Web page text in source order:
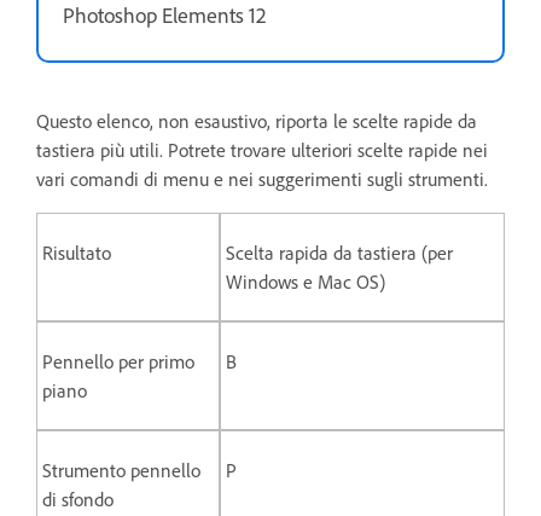
Photoshop Elements 12
Questo elenco, non esaustivo, riporta le scelte rapide da
tastiera più utili. Potrete trovare ulteriori scelte rapide nei
vari comandi di menu e nei suggerimenti sugli strumenti.
Risultato
Scelta rapida da tastiera (per
Windows e Mac OS)
Pennello per primo
piano
B
Strumento pennello
di sfondo
P